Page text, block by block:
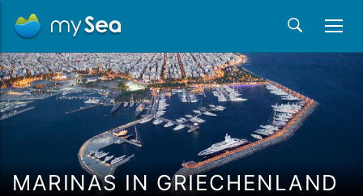
MARINAS IN GRIECHENLAND